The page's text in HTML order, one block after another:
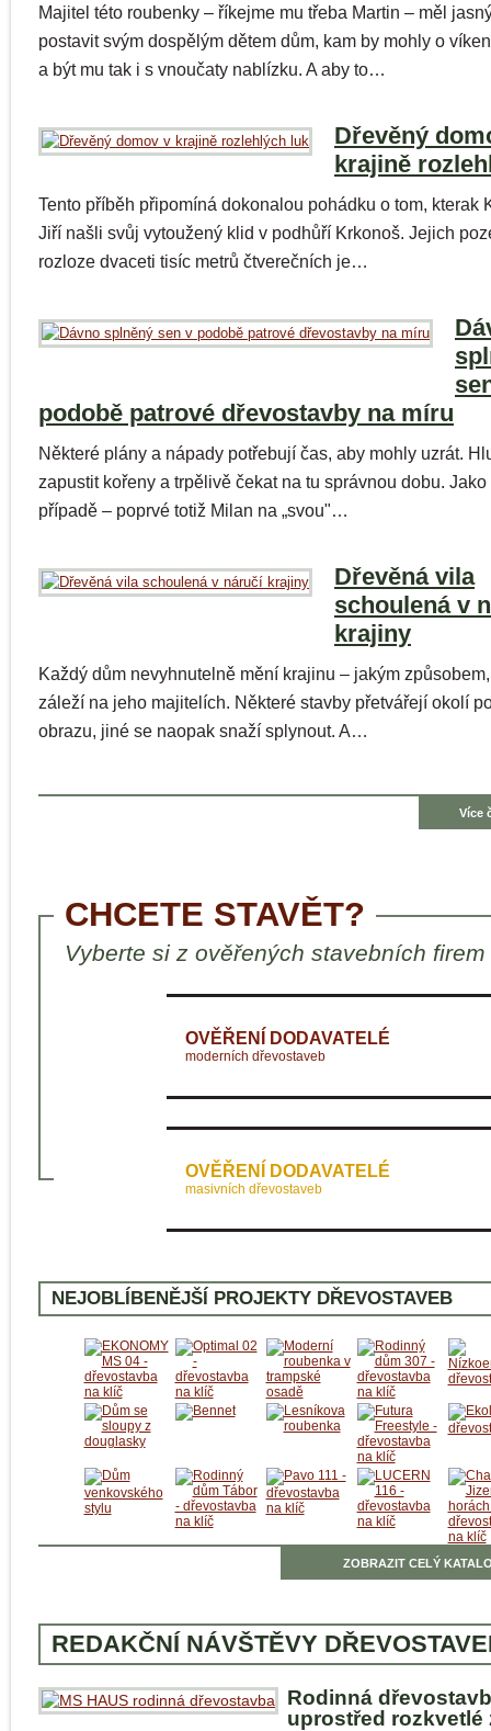
Majitel této roubenky – říkejme mu třeba Martin – měl
postavit svým dospělým dětem dům, kam by mohly o
a být mu tak i s vnoučaty nablízku. A aby to…
Dřevěný
krajině
Tento příběh připomíná dokonalou pohádku o tom, kterak
Jiří našli svůj vytoužený klid v podhůří Krkonoš. Jejich
rozloze dvaceti tisíc metrů čtverečních je…
podobě patrové dřevostavby na míru
Některé plány a nápady potřebují čas, aby mohly uzrát.
zapustit kořeny a trpělivě čekat na tu správnou dobu. Jako
případě – poprvé totiž Milan na „svou"…
Dřevěná vila
schoulená v
krajiny
Každý dům nevyhnutelně mění krajinu – jakým
záleží na jeho majitelích. Některé stavby přetvářejí okolí
obrazu, jiné se naopak snaží splynout. A…
Více
CHCETE STAVĚT?
Vyberte si z ověřených stavebních firem
OVĚŘENÍ DODAVATELÉ
moderních dřevostaveb
OVĚŘENÍ DODAVATELÉ
masivních dřevostaveb
NEJOBLÍBENĚJŠÍ PROJEKTY DŘEVOSTAVEB
ZOBRAZIT CELÝ
REDAKČNÍ NÁVŠTĚVY
Rodinná
uprostřed rozkvetlé